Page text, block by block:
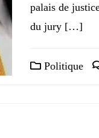
palais de
du jury […]
Politique